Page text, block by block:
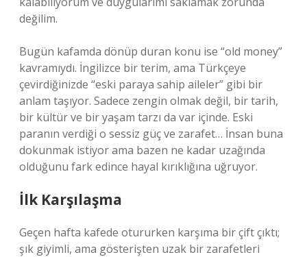
değilim.
Bugün kafamda dönüp duran konu ise “old money”
kavramıydı. İngilizce bir terim, ama Türkçeye
çevirdiğinizde “eski paraya sahip aileler” gibi bir
anlam taşıyor. Sadece zengin olmak değil, bir tarih,
bir kültür ve bir yaşam tarzı da var içinde. Eski
paranın verdiği o sessiz güç ve zarafet… İnsan buna
dokunmak istiyor ama bazen ne kadar uzağında
olduğunu fark edince hayal kırıklığına uğruyor.
İlk Karşılaşma
Geçen hafta kafede otururken karşıma bir çift çıktı;
şık giyimli, ama gösterişten uzak bir zarafetleri